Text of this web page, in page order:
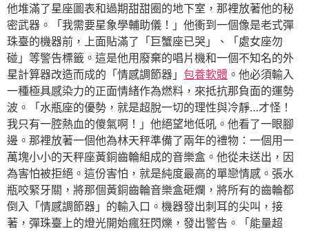
他堆滿了星座圖表和過期甜甜圈的地下室，那裡放著他的秘
密武器。「我需要星象學輔助儀！」他衝到一個像是老式彈
珠臺的機器前，上面貼滿了「巨蟹座已哭」、「處女座勿
碰」等警告標籤。這是他用廢棄的唱片機和一個不知名的外
星計算器改造而成的「情感調節器」 包養軟體 。他必須輸入
一種極具感染力的正面情緒作為燃料，來抵抗那負面的運勢
波。「水瓶座的優勢，就是超脫一切的理性與冷靜…才怪！
我只有一腔熱血的傻氣啊！」他絕望地低吼。他看了一眼腳
邊。那裡放著一個他為林天秤準備了兩年的禮物：一個用一
萬塊小小的天秤座黃銅齒輪組成的音樂盒。他從未送出，因
為害怕被拒絕。這份害怕，就是純度最高的單戀情感。張水
瓶咬緊牙關，將那個黃銅齒輪音樂盒砸爛，將所有的齒輪都
倒入「情感調節器」的輸入口。機器發出刺耳的尖叫，接
著，彈珠臺上的燈光開始瘋狂閃爍，發出警告。「能量超